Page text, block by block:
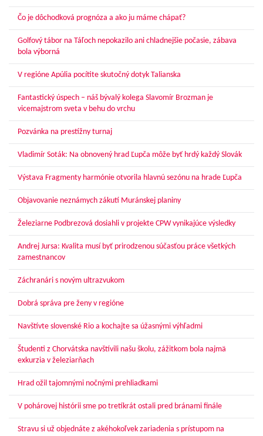
Čo je dôchodková prognóza a ako ju máme chápať?
Golfový tábor na Táľoch nepokazilo ani chladnejšie počasie, zábava
bola výborná
V regióne Apúlia pocítite skutočný dotyk Talianska
Fantastický úspech – náš bývalý kolega Slavomír Brozman je
vicemajstrom sveta v behu do vrchu
Pozvánka na prestížny turnaj
Vladimír Soták: Na obnovený hrad Ľupča môže byť hrdý každý Slovák
Výstava Fragmenty harmónie otvorila hlavnú sezónu na hrade Ľupča
Objavovanie neznámych zákutí Muránskej planiny
Železiarne Podbrezová dosiahli v projekte CPW vynikajúce výsledky
Andrej Jursa: Kvalita musí byť prirodzenou súčasťou práce všetkých
zamestnancov
Záchranári s novým ultrazvukom
Dobrá správa pre ženy v regióne
Navštívte slovenské Rio a kochajte sa úžasnými výhľadmi
Študenti z Chorvátska navštívili našu školu, zážitkom bola najmä
exkurzia v železiarňach
Hrad ožil tajomnými nočnými prehliadkami
V pohárovej histórii sme po tretíkrát ostali pred bránami finále
Stravu si už objednáte z akéhokoľvek zariadenia s prístupom na